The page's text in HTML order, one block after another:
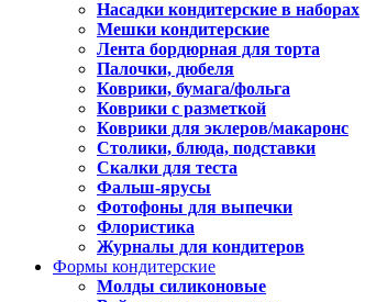
Насадки кондитерские в наборах
Мешки кондитерские
Лента бордюрная для торта
Палочки, дюбеля
Коврики, бумага/фольга
Коврики с разметкой
Коврики для эклеров/макаронс
Столики, блюда, подставки
Скалки для теста
Фальш-ярусы
Фотофоны для выпечки
Флористика
Журналы для кондитеров
Формы кондитерские
Молды силиконовые